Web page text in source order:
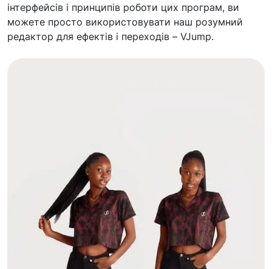
інтерфейсів і принципів роботи цих програм, ви
можете просто використовувати наш розумний
редактор для ефектів і переходів – VJump.